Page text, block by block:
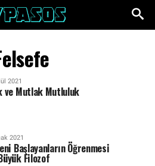
2021
ve Mutlak Mutluluk
2021
Başlayanların Öğrenmesi
Filozof